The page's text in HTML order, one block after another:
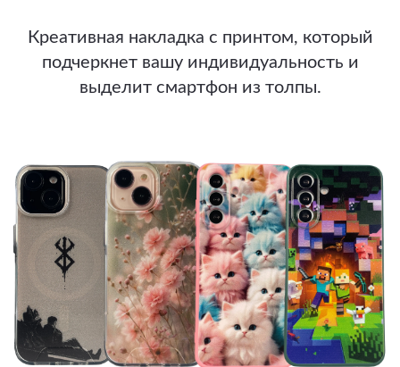
Креативная накладка с принтом, который
подчеркнет вашу индивидуальность и
выделит смартфон из толпы.